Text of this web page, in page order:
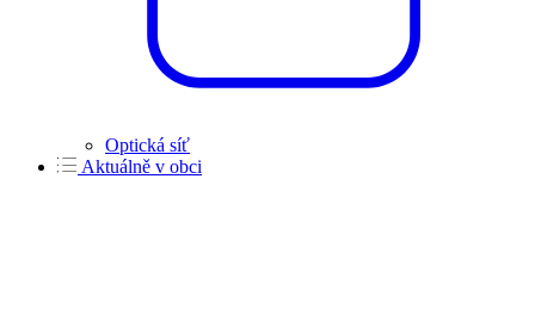
Optická síť
Aktuálně v obci